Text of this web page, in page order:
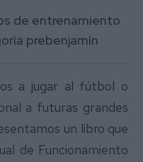
de entrenamiento
prebenjamín
a jugar al fútbol o
a futuras grandes
un libro que
de Funcionamiento